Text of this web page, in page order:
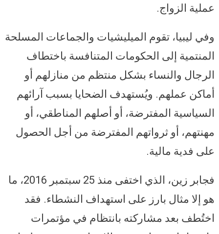
عملية الزواج.
وفي ليبيا، تقوم الميليشيات والجماعات المسلحة
المنتمية إلى الحكومات المتنافسة باختطاف
الرجال والنساء بشكل منتظم من منازلهم أو
أماكن عملهم. ويُستهدف الضحايا بسبب آرائهم
السياسية المفترضة، أو أصلهم المناطقي، أو
مهنتهم، أو ثرواتهم المفترضة من أجل الحصول
على فدية مالية.
فجابر زين، الذي اختفى منذ 25 سبتمبر 2016، ما
هو إلا مثال بارز على استهداف النشطاء. فقد
اختُطف بعد مشاركته بانتظام في مؤتمرات